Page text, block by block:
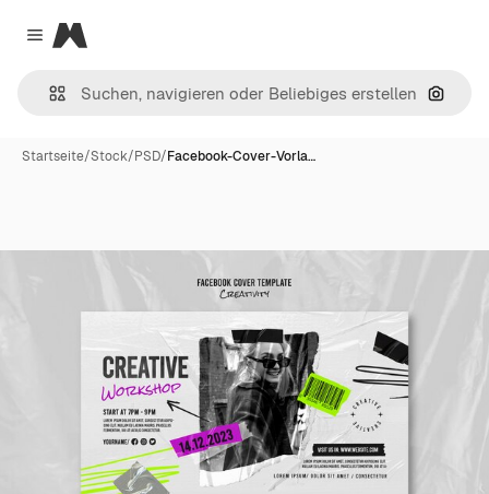
Close menu
Magnific
Nach
Startseite/Stock/PSD/Facebook-Cover-Vorla…